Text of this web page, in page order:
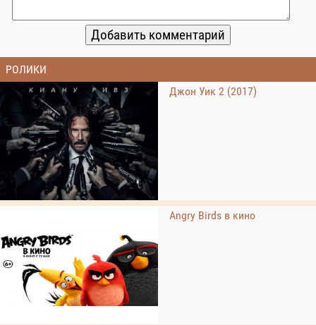
РОЛИКИ
Джон Уик 2 (2017)
Angry Birds в кино